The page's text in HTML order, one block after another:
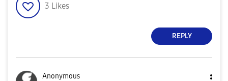
3 Likes
REPLY
Anonymous